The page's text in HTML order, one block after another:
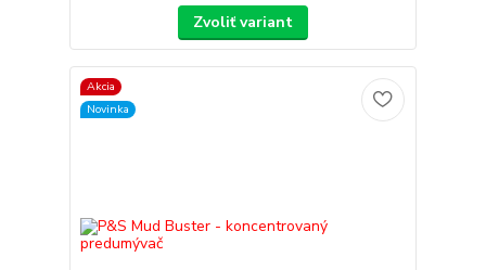
Zvoliť variant
Akcia
Novinka